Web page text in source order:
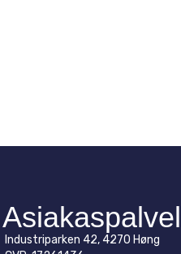
Industriparken 42, 4270 Høng